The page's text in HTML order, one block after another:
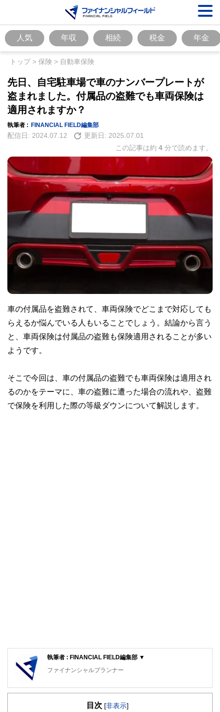
人気 年収 相続 税金 年金
トップ> 保険 > 自動車保険
先日、自宅駐車場で車のナンバープレートが
盗まれました。付属品の盗難でも車両保険は
適用されますか？
執筆者 : FINANCIAL FIELD編集部
配信日: 2024.07.12 更新日: 2025.07.01
この記事は約 4 分で読めます。
車の付属品を盗難されて、車両保険でどこまで対応しても
らえるか悩んでいる人もいることでしょう。結論から言う
と、車両保険は付属品の盗難も保険適用されることが多い
ようです。
そこで今回は、車の付属品の盗難でも車両保険は適用され
るのかをテーマに、車の盗難に遭った場合の流れや、盗難
で保険を利用した際の等級ダウンについて解説します。
執筆者 : FINANCIAL FIELD編集部 ▼
ファイナンシャルプランナー
FinancialField編集部は、金融、経済に関する記事を、日々
知識がない方でも理解できるようわかりやすく発信していま
目次 [非表示]